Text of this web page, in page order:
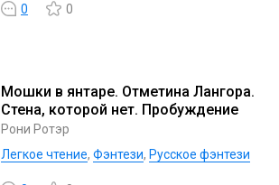
0 0
Мошки в янтаре. Отметина Лангора.
Стена, которой нет. Пробуждение
Рони Ротэр
Легкое чтение, Фэнтези, Русское фэнтези